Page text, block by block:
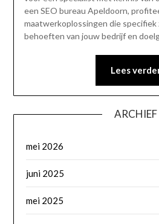
een SEO bureau Apeldoorn,
maatwerkoplossingen die specifiek
behoeften van jouw bedrijf en
Lees
ARCHIEF
mei 2026
juni 2025
mei 2025